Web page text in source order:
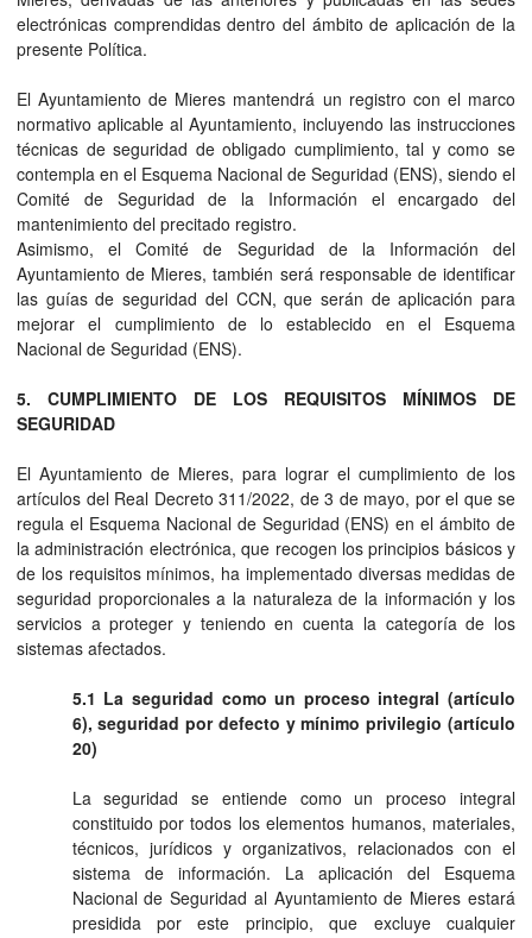
electrónicas comprendidas dentro del ámbito de aplicación de la
presente Política.
El Ayuntamiento de Mieres mantendrá un registro con el marco
normativo aplicable al Ayuntamiento, incluyendo las instrucciones
técnicas de seguridad de obligado cumplimiento, tal y como se
contempla en el Esquema Nacional de Seguridad (ENS), siendo el
Comité de Seguridad de la Información el encargado del
mantenimiento del precitado registro.
Asimismo, el Comité de Seguridad de la Información del
Ayuntamiento de Mieres, también será responsable de identificar
las guías de seguridad del CCN, que serán de aplicación para
mejorar el cumplimiento de lo establecido en el Esquema
Nacional de Seguridad (ENS).
5. CUMPLIMIENTO DE LOS REQUISITOS MÍNIMOS DE
SEGURIDAD
El Ayuntamiento de Mieres, para lograr el cumplimiento de los
artículos del Real Decreto 311/2022, de 3 de mayo, por el que se
regula el Esquema Nacional de Seguridad (ENS) en el ámbito de
la administración electrónica, que recogen los principios básicos y
de los requisitos mínimos, ha implementado diversas medidas de
seguridad proporcionales a la naturaleza de la información y los
servicios a proteger y teniendo en cuenta la categoría de los
sistemas afectados.
5.1 La seguridad como un proceso integral (artículo
6), seguridad por defecto y mínimo privilegio (artículo
20)
La seguridad se entiende como un proceso integral
constituido por todos los elementos humanos, materiales,
técnicos, jurídicos y organizativos, relacionados con el
sistema de información. La aplicación del Esquema
Nacional de Seguridad al Ayuntamiento de Mieres estará
presidida por este principio, que excluye cualquier